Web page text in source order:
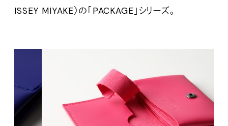
ISSEY MIYAKE〉の「PACKAGE」シリーズ。